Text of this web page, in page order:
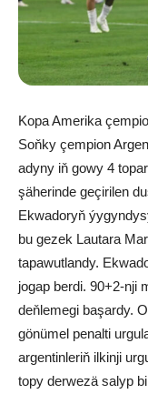
Kopa Amerika
Soňky çempion
adyny iň gowy 4
şäherinde geçirilen
Ekwadoryň
bu gezek Lautara
tapawutlandy.
jogap berdi. 90+2-nji
deňlemegi başardy.
gönümel penalti
argentinleriň ilkinji
topy derwezä salyp